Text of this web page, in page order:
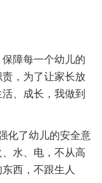
障每一个幼儿的
，为了让家长放
、成长，我做到
化了幼儿的安全意
水、电，不从高
西，不跟生人